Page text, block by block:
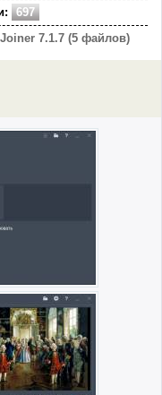
697
7.1.7 (5 файлов)